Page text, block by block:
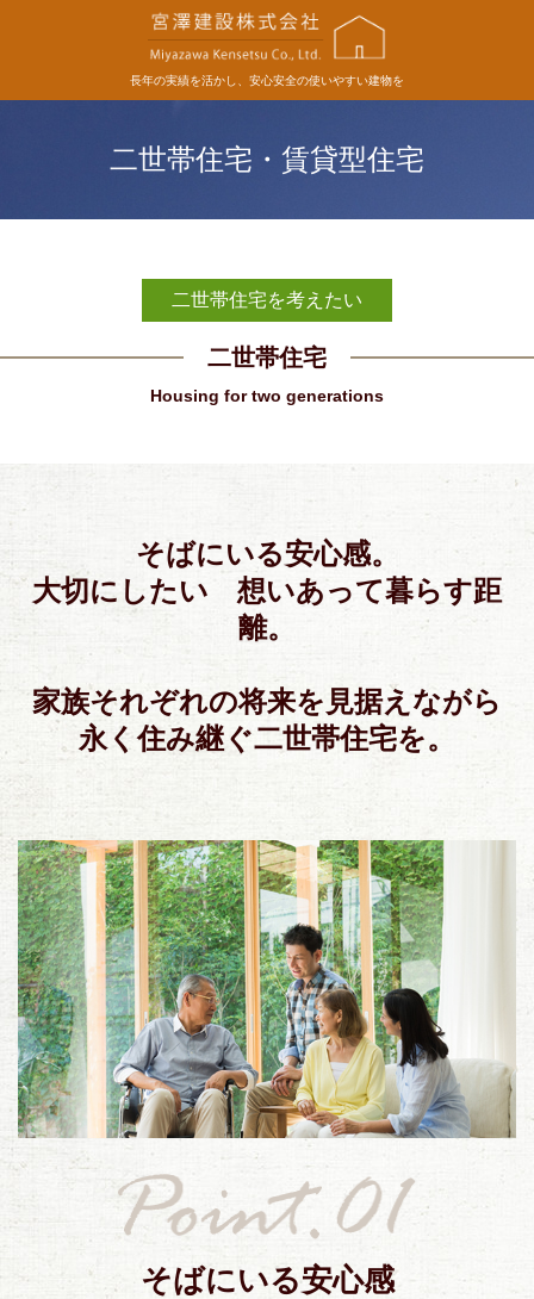
長年の実績を活かし、 安心安全の使いやすい建物を
二世帯住宅・賃貸型住宅
二世帯住宅を考えたい
二世帯住宅
Housing for two generations
そばにいる安心感。
大切にしたい 想いあって暮らす距
離。
家族それぞれの将来を見据えながら
永く住み継ぐ二世帯住宅を。
そばにいる安心感